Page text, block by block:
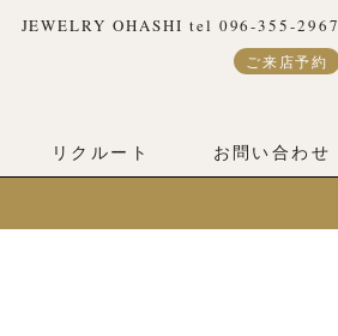
JEWELRY OHASHI tel 096-355-2967
ご来店予約
リクルート お問い合わせ